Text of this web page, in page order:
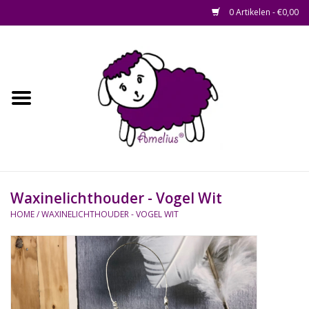
0 Artikelen - €0,00
Afscheid op maat
Waterhyacint
Hout
Watermethode /
Afscheidsbox
Waxinelichthouder - Vogel Wit
HOME/WAXINELICHTHOUDER - VOGEL WIT